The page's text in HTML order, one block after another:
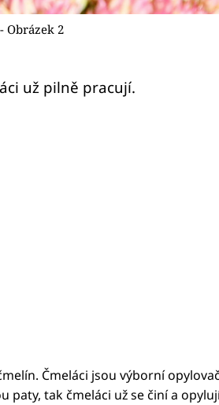
Obrázek 2
už pilně pracují.
Čmeláci jsou výborní
paty, tak čmeláci už se činí a